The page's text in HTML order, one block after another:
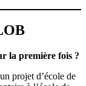
la première fois ?
projet d’école de